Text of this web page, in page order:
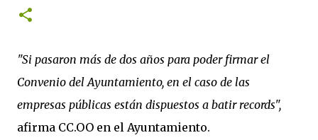
"Si pasaron más de dos años para poder firmar el
Convenio del Ayuntamiento, en el caso de las
empresas públicas están dispuestos a batir records",
afirma CC.OO en el Ayuntamiento.